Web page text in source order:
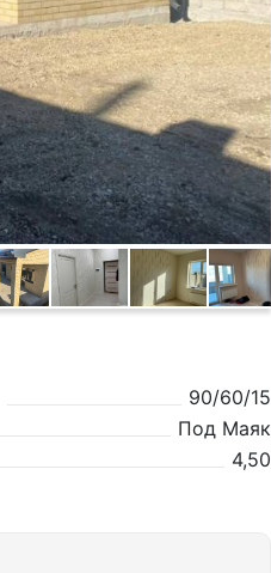
90/60/15
Под Маяк
4,50